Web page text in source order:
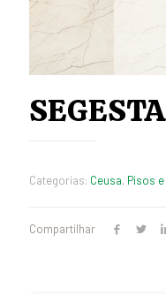
Categorias: Ceusa, Pisos
Compartilhar